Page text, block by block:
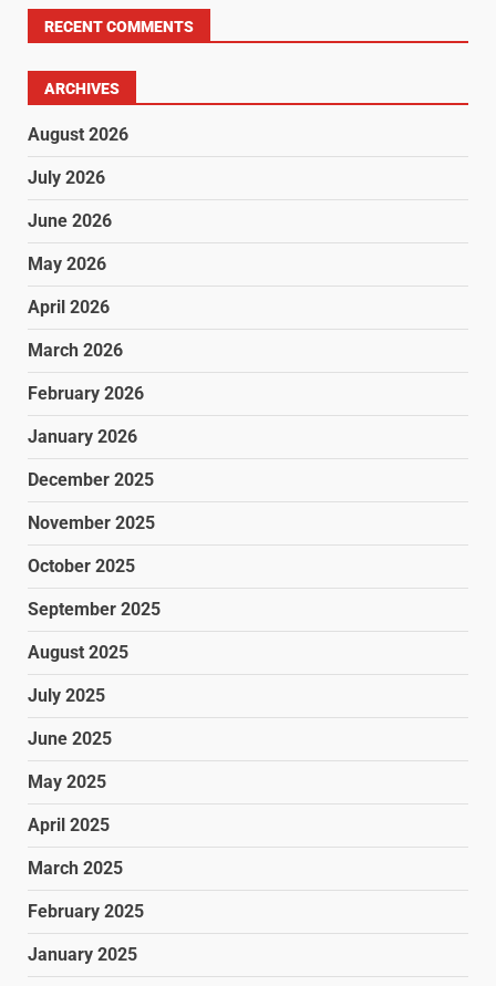
RECENT COMMENTS
ARCHIVES
August 2026
July 2026
June 2026
May 2026
April 2026
March 2026
February 2026
January 2026
December 2025
November 2025
October 2025
September 2025
August 2025
July 2025
June 2025
May 2025
April 2025
March 2025
February 2025
January 2025